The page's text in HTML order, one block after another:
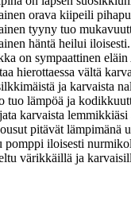
orava kiipeili
tyyny tuo
häntä heilui iloisesti.
on sympaattinen
hierottaessa vältä
ja karvaista
tuo lämpöä ja
karvaista lemmikkiäsi
pitävät lämpimänä
pomppi iloisesti
värikkäillä ja